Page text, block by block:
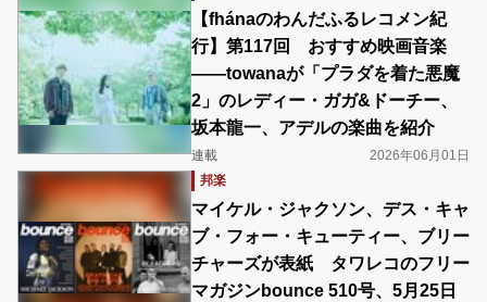
【fhánaのわんだふるレコメン紀
行】第117回 おすすめ映画音楽
――towanaが「プラダを着た悪魔
2」のレディー・ガガ&ドーチー、
坂本龍一、アデルの楽曲を紹介
連載
2026年06月01日
邦楽
マイケル・ジャクソン、デス・キャ
ブ・フォー・キューティー、ブリー
チャーズが表紙 タワレコのフリー
マガジンbounce 510号、5月25日